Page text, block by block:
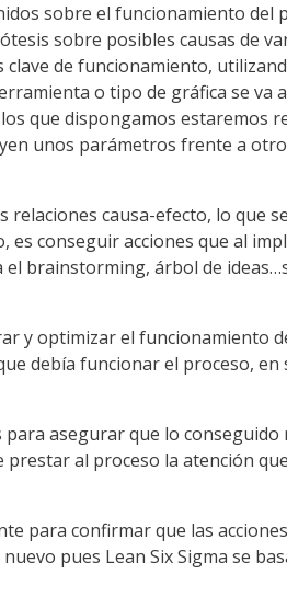
sobre el funcionamiento del
sobre posibles causas de
de funcionamiento,
o tipo de gráfica se va
que dispongamos estaremos
unos parámetros frente a
causa-efecto, lo que
conseguir acciones que al
brainstorming, árbol de
y optimizar el funcionamiento
debía funcionar el proceso,
asegurar que lo conseguido
prestar al proceso la atención
para confirmar que las
pues Lean Six Sigma se